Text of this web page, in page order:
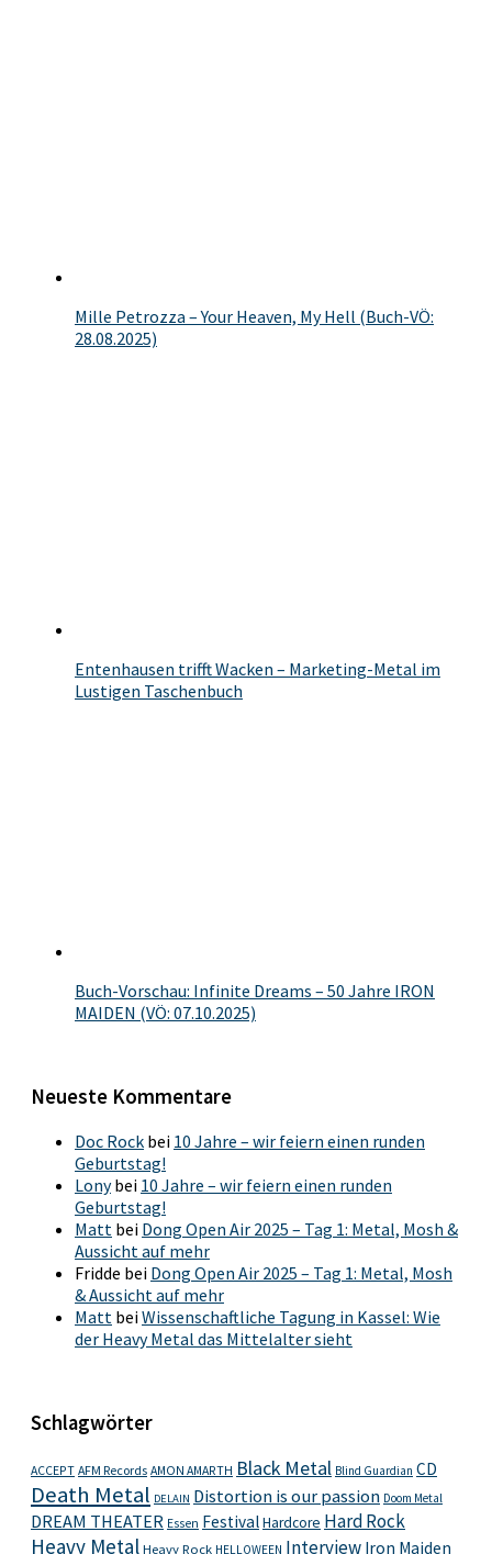
Mille Petrozza – Your Heaven, My Hell (Buch-VÖ:
28.08.2025)
Entenhausen trifft Wacken – Marketing-Metal im
Lustigen Taschenbuch
Buch-Vorschau: Infinite Dreams – 50 Jahre IRON
MAIDEN (VÖ: 07.10.2025)
Neueste Kommentare
Doc Rock bei 10 Jahre – wir feiern einen runden
Geburtstag!
Lonybei 10 Jahre – wir feiern einen runden
Geburtstag!
Matt bei Dong Open Air 2025 – Tag 1: Metal, Mosh &
Aussicht auf mehr
Fridde bei Dong Open Air 2025 – Tag 1: Metal, Mosh
& Aussicht auf mehr
Matt beiWissenschaftliche Tagung in Kassel: Wie
der Heavy Metal das Mittelalter sieht
Schlagwörter
ACCEPT AFM Records AMON AMARTH Black Metal Blind Guardian CD
Death Metal DELAIN Distortion is our passion Doom Metal
DREAM THEATER Essen FestivalHardcore Hard Rock
Heavy Metal Heavy Rock HELLOWEEN Interview Iron Maiden